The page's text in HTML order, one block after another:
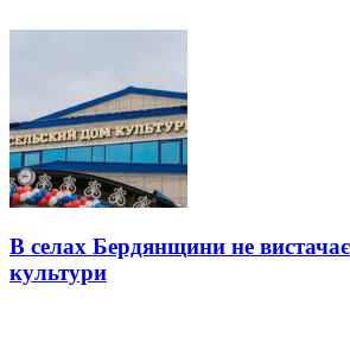
В селах Бердянщини не
культури